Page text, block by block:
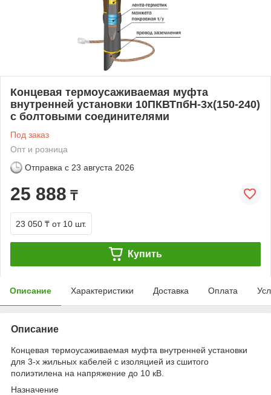
Концевая термоусаживаемая муфта
внутренней установки 10ПКВТпбН-3х(150-240)
с болтовыми соединителями
Под заказ
Опт и розница
Отправка с 23 августа 2026
25 888 ₸
23 050 ₸ от 10 шт.
Купить
Описание Характеристики Доставка Оплата
Описание
Концевая термоусаживаемая муфта внутренней установки
для 3-х жильных кабелей с изоляцией из сшитого
полиэтилена на напряжение до 10 кВ.
Назначение